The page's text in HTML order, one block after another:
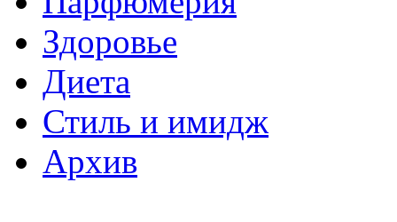
Здоровье
Диета
Стиль и имидж
Архив